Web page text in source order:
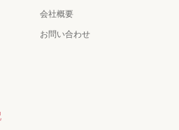
会社概要
お問い合わせ